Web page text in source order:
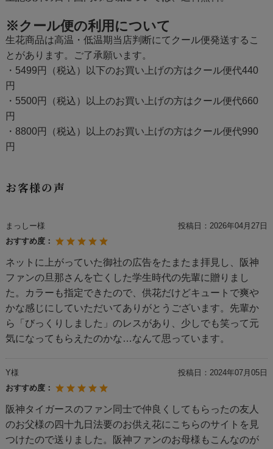
※クール便の利用について
生花商品は高温・低温期当店判断にてクール便発送するこ
とがあります。ご了承願います。
・5499円（税込）以下のお買い上げの方はクール便代440
円
・5500円（税込）以上のお買い上げの方はクール便代660
円
・8800円（税込）以上のお買い上げの方はクール便代990
円
お客様の声
まっしー様 投稿日： 2026年04月27日
おすすめ度：
ネットに上がっていた御社の広告をたまたま拝見し、阪神
ファンの旦那さんを亡くした学生時代の先輩に贈りまし
た。カラーも指定できたので、供花だけどキュートで爽や
かな感じにしていただいてありがとうございます。先輩か
ら「びっくりしました」のレスがあり、少しでも笑って元
気になってもらえたのかな…なんて思っています。
Y様 投稿日： 2024年07月05日
おすすめ度：
阪神タイガースのファン同士で仲良くしてもらったの友人
のお父様の四十九日法要のお供え花にこちらのサイトを見
つけたので送りました。阪神ファンのお母様もこんなのが